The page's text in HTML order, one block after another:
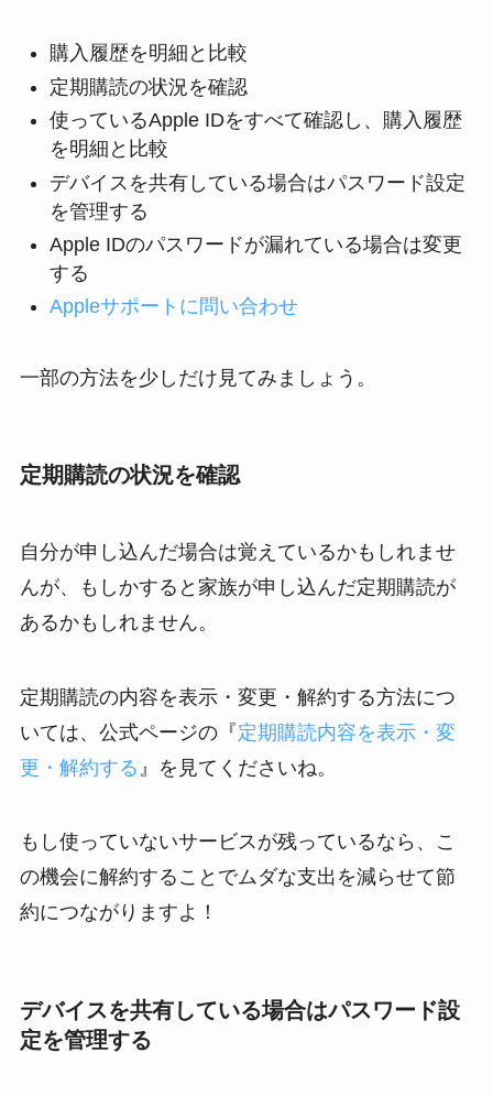
購入履歴を明細と比較
定期購読の状況を確認
使っているApple IDをすべて確認し、購入履歴
を明細と比較
デバイスを共有している場合はパスワード設定
を管理する
Apple IDのパスワードが漏れている場合は変更
する
Appleサポートに問い合わせ
一部の方法を少しだけ見てみましょう。
定期購読の状況を確認
自分が申し込んだ場合は覚えているかもしれませ
んが、もしかすると家族が申し込んだ定期購読が
あるかもしれません。
定期購読の内容を表示・変更・解約する方法につ
いては、公式ページの『定期購読内容を表示・変
更・解約する 』を見てくださいね。
もし使っていないサービスが残っているなら、こ
の機会に解約することでムダな支出を減らせて節
約につながりますよ！
デバイスを共有している場合はパスワード設
定を管理する